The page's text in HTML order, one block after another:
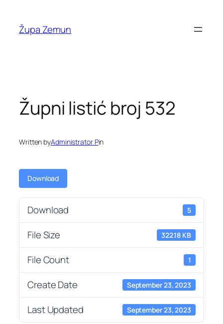
content
Župa Zemun
Župni listić broj 532
Written byAdministrator Pin
Download
Download 5
File Size 322.18 KB
File Count 1
Create Date September 23, 2023
Last Updated September 23, 2023